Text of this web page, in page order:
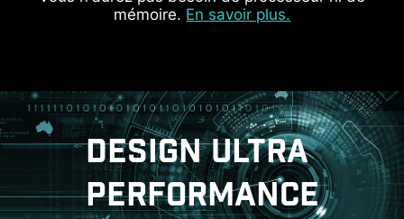
mémoire. En savoir plus.
IDENTIFICATION DU DÉBIT USB
DESIGN ULTRA
PERFORMANCE